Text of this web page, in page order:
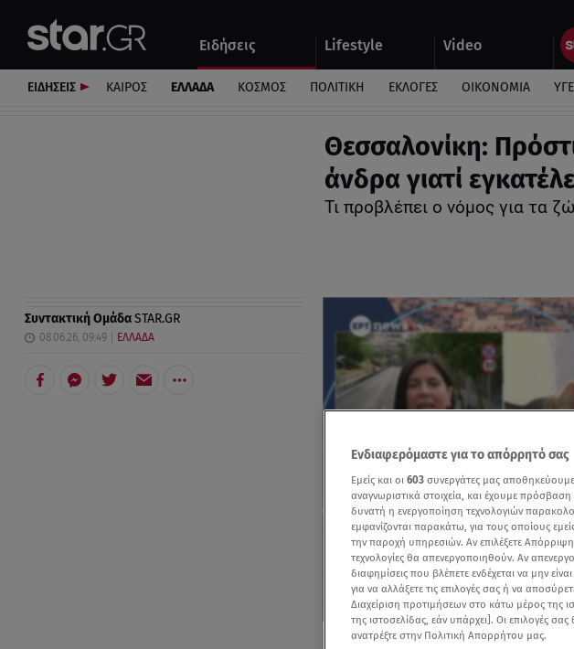
Ειδήσεις Lifestyle Video
Αυτοκίνητο
ΕΙΔΗΣΕΙΣ ΚΑΙΡΟΣ ΕΛΛΑΔΑ ΚΟΣΜΟΣ ΠΟΛΙΤΙΚΗ ΕΚΛΟΓΕΣ ΟΙΚΟΝΟΜΙΑ
Θεσσαλονίκη:
άνδρα γιατί
Τι προβλέπει ο νόμος για τα
Συντακτική ΟμάδαSTAR.GR
08.06.26, 09:49 ΕΛΛΑΔΑ
Δείτε περισσότερα
Ενδιαφερόμαστε για το απόρρητό σας
Εμείς και οι 603 συνεργάτες μας
αναγνωριστικά στοιχεία, και έχουμε
δυνατή η ενεργοποίηση τεχνολογιών
εμφανίζονται παρακάτω, για τους οποίους
την παροχή υπηρεσιών. Αν επιλέξετε
τεχνολογίες θα απενεργοποιηθούν. Αν
διαφημίσεις που βλέπετε ενδέχεται να μην
για να αλλάξετε τις επιλογές σας ή να
Διαχείριση προτιμήσεων στο κάτω μέρος της
της ιστοσελίδας, εάν υπάρχει]. Οι επιλογές
ανατρέξτε στην Πολιτική Απορρήτου μας.